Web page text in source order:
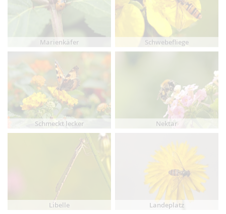
Marienkäfer Schwebefliege
Schmeckt lecker Nektar
Libelle Landeplatz